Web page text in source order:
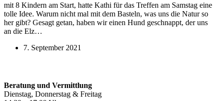
mit 8 Kindern am Start, hatte Kathi für das Treffen am Samstag eine
tolle Idee. Warum nicht mal mit dem Basteln, was uns die Natur so
her gibt? Gesagt getan, haben wir einen Hund geschnappt, der uns
an die Elz…
7. September 2021
Beratung und Vermittlung
Dienstag, Donnerstag & Freitag